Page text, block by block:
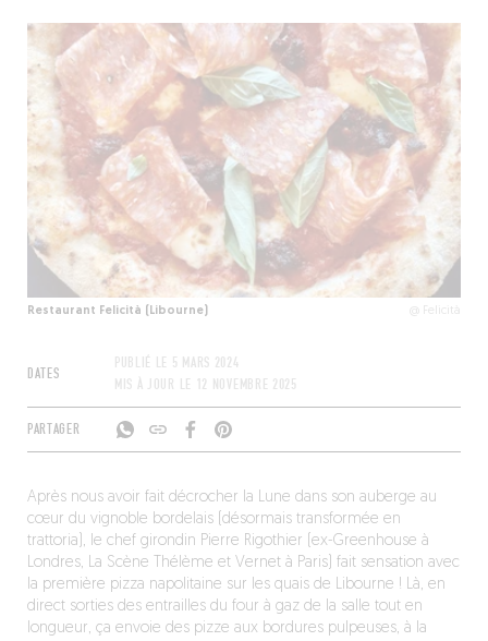
Restaurant Felicità (Libourne) @ Felicità
DATES
PUBLIÉ LE 5 MARS 2024
MIS À JOUR LE
12 NOVEMBRE 2025
PARTAGER
Après nous avoir fait décrocher la Lune dans son auberge au
cœur du vignoble bordelais (désormais transformée en
trattoria), le chef girondin Pierre Rigothier (ex-Greenhouse à
Londres, La Scène Thélème et Vernet à Paris) fait sensation avec
la première pizza napolitaine sur les quais de Libourne ! Là, en
direct sorties des entrailles du four à gaz de la salle tout en
longueur, ça envoie des pizze aux bordures pulpeuses, à la